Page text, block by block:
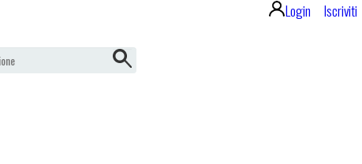
Login Iscriviti